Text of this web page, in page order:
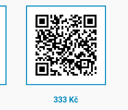
333 Kč